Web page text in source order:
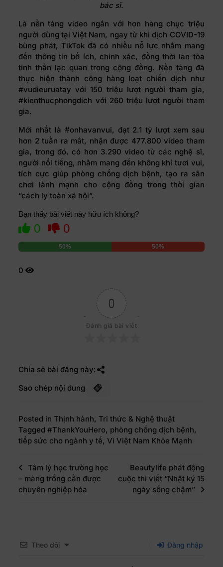
bác sĩ.
Là nền tảng video ngắn với hơn hàng chục triệu
người dùng tại Việt Nam, ngay từ khi dịch COVID-19
bùng phát, TikTok đã có nhiều nỗ lực nhằm mang
đến thông tin bổ ích, chính xác, đồng thời lan tỏa
tinh thần lạc quan trong cộng đồng. Nền tảng đã
thực hiện thành công hàng loạt chiến dịch như
#vudieuruatay với 150 triệu lượt người tham gia,
#kienthucphongdich với 260 triệu lượt người tham
gia.
Mới nhất là #onhavanvui, đạt 2.1 tỷ lượt xem sau
hơn 2 tuần ra mắt, nhận được 477.800 video tham
gia, trong đó, có hơn 3.290 video từ các nghệ sĩ,
người nổi tiếng, nhằm mang đến không khí tươi vui,
tích cực giúp phòng chống dịch bệnh, tạo ra sân
chơi lành mạnh cho cộng đồng trong thời gian
“cách ly toàn xã hội”.
Bạn thấy bài viết này hữu ích không?
0 0
50% 50%
0
0
Đánh giá bài viết
Chia sẻ bài đăng này:
Sao chép nội dung
Posted in Thịnh hành, Tri thức & Nghệ thuật
Tagged#ThankYouHero, phòng chống dịch bệnh,
tiếp sức cho ngành y tế,Vì Việt Nam Khỏe Mạnh
Tâm lý học trường học
– mảng trống cần được
chuyên nghiệp hóa
Beautylife phát động
cuộc thi viết “Nhật ký 15
ngày sống chậm”
Theo dõi Đăng nhập